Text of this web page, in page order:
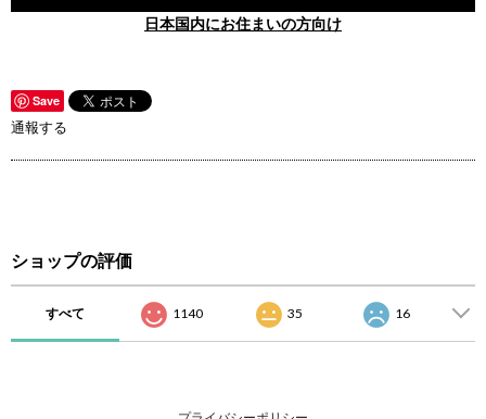
日本国内にお住まいの方向け
Save
通報する
ショップの評価
すべて 1140 35 16